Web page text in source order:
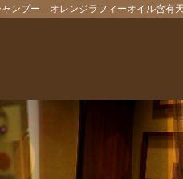
ンプー オレンジラフィーオイル含有